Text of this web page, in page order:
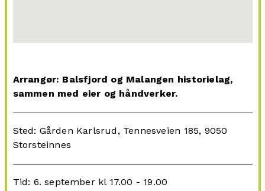
Arrangør: Balsfjord og Malangen historielag,
sammen med eier og håndverker.
Sted: Gården Karlsrud, Tennesveien 185, 9050
Storsteinnes
Tid: 6. september kl 17.00 - 19.00